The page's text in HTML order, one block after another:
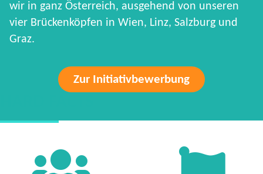
wir in ganz Österreich, ausgehend von unseren
vier Brückenköpfen in Wien, Linz, Salzburg und
Graz.
Zur Initiativbewerbung